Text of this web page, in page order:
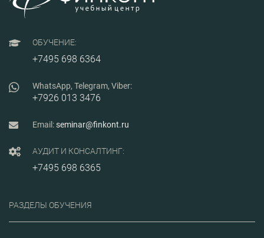
узнают о ряде
ответственности за
нарушения в сфере
из судебной практики
правоприменительной
государственных
ОБУЧЕНИЕ:
+7495 698 6364
WhatsApp, Telegram, Viber:
+7926 013 3476
Email:seminar@finkont.ru
АУДИТ И КОНСАЛТИНГ:
+7495 698 6365
РАЗДЕЛЫ ОБУЧЕНИЯ